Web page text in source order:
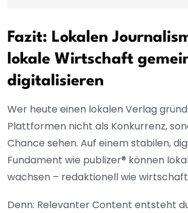
Fazit: Lokalen
lokale Wirtschaft
digitalisieren
Wer heute einen lokalen Verlag
Plattformen nicht als Konkurrenz,
Chance sehen. Auf einem stabilen,
Fundament wie publizer® können
wachsen – redaktionell wie
Denn: Relevanter Content entsteht